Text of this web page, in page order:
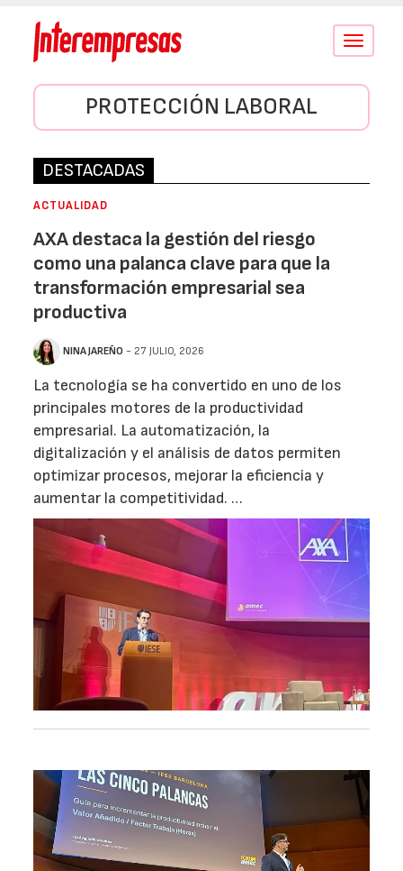
Conmutar
PROTECCIÓN LABORAL
DESTACADAS
ACTUALIDAD
AXA destaca la gestión del riesgo
como una palanca clave para que la
transformación empresarial sea
productiva
NINA JAREÑO - 27 JULIO, 2026
La tecnología se ha convertido en uno de los
principales motores de la productividad
empresarial. La automatización, la
digitalización y el análisis de datos permiten
optimizar procesos, mejorar la eficiencia y
aumentar la competitividad. …